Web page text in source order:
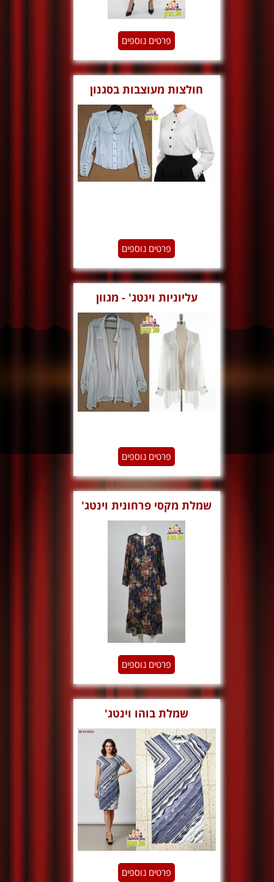
פרטים נוספים
‏‏חולצות מעוצבות בסגנון
ויקטוריאני
פרטים נוספים
עליוניות וינטג' - מגוון
פרטים נוספים
שמלת מקסי פרחונית וינטג'
פרטים נוספים
שמלת בוהו וינטג'
פרטים נוספים